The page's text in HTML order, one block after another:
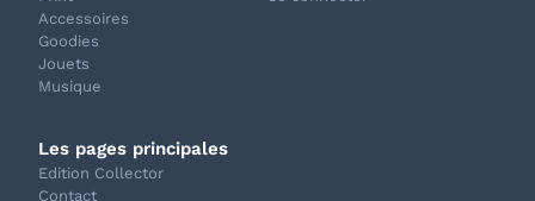
Accessoires
Goodies
Jouets
Musique
Les pages principales
Edition Collector
Contact